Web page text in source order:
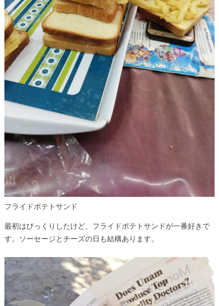
フライドポテトサンド
最初はびっくりしたけど、フライドポテトサンドが一番好きで
す。ソーセージとチーズの日も結構あります。